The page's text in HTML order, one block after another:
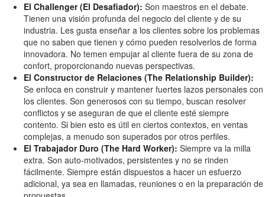
El Challenger (El Desafiador): Son maestros en el debate.
Tienen una visión profunda del negocio del cliente y de su
industria. Les gusta enseñar a los clientes sobre los problemas
que no saben que tienen y cómo pueden resolverlos de forma
innovadora. No temen empujar al cliente fuera de su zona de
confort, proporcionando nuevas perspectivas.
El Constructor de Relaciones (The Relationship Builder):
Se enfoca en construir y mantener fuertes lazos personales con
los clientes. Son generosos con su tiempo, buscan resolver
conflictos y se aseguran de que el cliente esté siempre
contento. Si bien esto es útil en ciertos contextos, en ventas
complejas, a menudo son superados por otros perfiles.
El Trabajador Duro (The Hard Worker): Siempre va la milla
extra. Son auto-motivados, persistentes y no se rinden
fácilmente. Siempre están dispuestos a hacer un esfuerzo
adicional, ya sea en llamadas, reuniones o en la preparación de